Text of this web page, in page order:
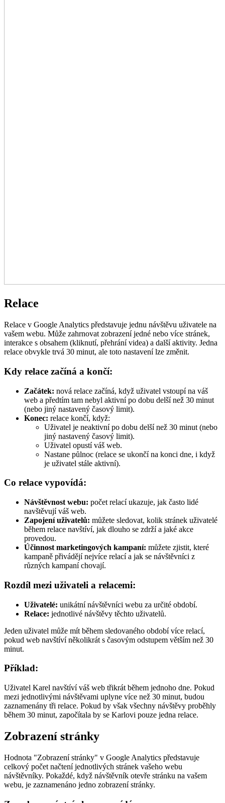
Relace
Relace v Google Analytics představuje jednu návštěvu uživatele na
vašem webu. Může zahrnovat zobrazení jedné nebo více stránek,
interakce s obsahem (kliknutí, přehrání videa) a další aktivity. Jedna
relace obvykle trvá 30 minut, ale toto nastavení lze změnit.
Kdy relace začíná a končí:
Začátek: nová relace začíná, když uživatel vstoupí na váš
web a předtím tam nebyl aktivní po dobu delší než 30 minut
(nebo jiný nastavený časový limit).
Konec: relace končí, když:
Uživatel je neaktivní po dobu delší než 30 minut (nebo
jiný nastavený časový limit).
Uživatel opustí váš web.
Nastane půlnoc (relace se ukončí na konci dne, i když
je uživatel stále aktivní).
Co relace vypovídá:
Návštěvnost webu: počet relací ukazuje, jak často lidé
navštěvují váš web.
Zapojení uživatelů: můžete sledovat, kolik stránek uživatelé
během relace navštíví, jak dlouho se zdrží a jaké akce
provedou.
Účinnost marketingových kampaní: můžete zjistit, které
kampaně přivádějí nejvíce relací a jak se návštěvníci z
různých kampaní chovají.
Rozdíl mezi uživateli a relacemi:
Uživatelé: unikátní návštěvníci webu za určité období.
Relace: jednotlivé návštěvy těchto uživatelů.
Jeden uživatel může mít během sledovaného období více relací,
pokud web navštíví několikrát s časovým odstupem větším než 30
minut.
Příklad:
Uživatel Karel navštíví váš web třikrát během jednoho dne. Pokud
mezi jednotlivými návštěvami uplyne více než 30 minut, budou
zaznamenány tři relace. Pokud by však všechny návštěvy proběhly
během 30 minut, započítala by se Karlovi pouze jedna relace.
Zobrazení stránky
Hodnota "Zobrazení stránky" v Google Analytics představuje
celkový počet načtení jednotlivých stránek vašeho webu
návštěvníky. Pokaždé, když návštěvník otevře stránku na vašem
webu, je zaznamenáno jedno zobrazení stránky.